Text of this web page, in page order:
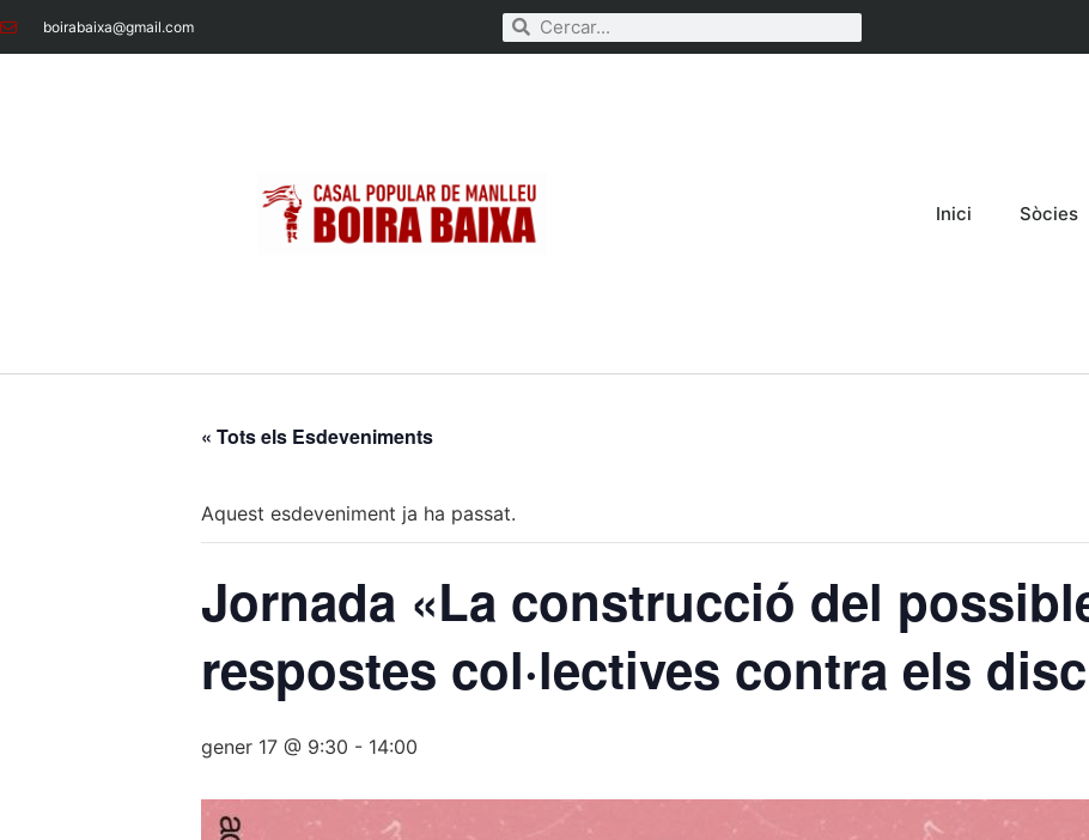
boirabaixa@gmail.com
Inici Sòcies
« Tots els Esdeveniments
Aquest esdeveniment ja ha passat.
Jornada «La construcció del
respostes col·lectives contra els
gener 17 @ 9:30 - 14:00